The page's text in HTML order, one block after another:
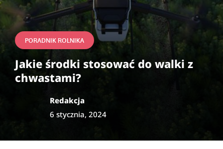
PORADNIK ROLNIKA
Jakie środki stosować do walki z
chwastami?
Redakcja
6 stycznia, 2024